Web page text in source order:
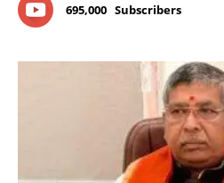
695,000 Subscribers